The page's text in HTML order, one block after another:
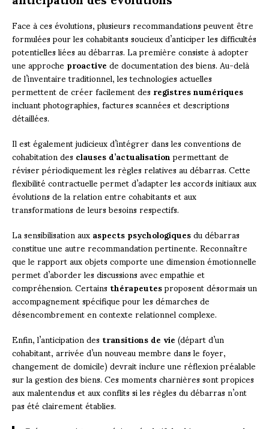
Face à ces évolutions, plusieurs recommandations peuvent être
formulées pour les cohabitants soucieux d’anticiper les difficultés
potentielles liées au débarras. La première consiste à adopter
une approcheproactivede documentation des biens. Au-delà
de l’inventaire traditionnel, les technologies actuelles
permettent de créer facilement desregistres numériques
incluant photographies, factures scannées et descriptions
détaillées.
Il est également judicieux d’intégrer dans les conventions de
cohabitation desclauses d’actualisationpermettant de
réviser périodiquement les règles relatives au débarras. Cette
flexibilité contractuelle permet d’adapter les accords initiaux aux
évolutions de la relation entre cohabitants et aux
transformations de leurs besoins respectifs.
La sensibilisation auxaspects psychologiquesdu débarras
constitue une autre recommandation pertinente. Reconnaître
que le rapport aux objets comporte une dimension émotionnelle
permet d’aborder les discussions avec empathie et
compréhension. Certainsthérapeutesproposent désormais un
accompagnement spécifique pour les démarches de
désencombrement en contexte relationnel complexe.
Enfin, l’anticipation destransitions de vie(départ d’un
cohabitant, arrivée d’un nouveau membre dans le foyer,
changement de domicile) devrait inclure une réflexion préalable
sur la gestion des biens. Ces moments charnières sont propices
aux malentendus et aux conflits si les règles du débarras n’ont
pas été clairement établies.